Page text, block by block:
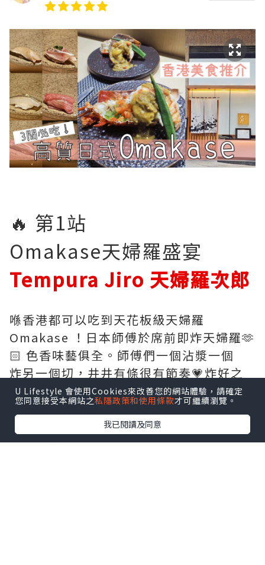
U Lifestyle 會使用Cookies來改善您的網站體驗，請確定
您同意接受本網站之私隱政策和使用條款才可繼續瀏覽。
我已閱讀及同意
🔥 第1站
Omakase天婦羅盛宴
Tempura Jiro 天婦羅次郎
喺香港都可以吃到天花板級天婦羅
Omakase ！日本師傅於席前即炸天婦羅🫶
🏻 色香味藝俱全。師傅們一個沾漿一個
炸另一個切，井井有條很有節奏💗炸好之
後用長筷子夾着先大動作優雅地Fing幾
下，然後親手遞上客人面前。